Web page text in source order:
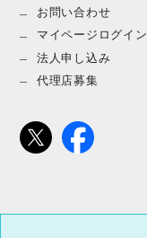
お問い合わせ
マイページログイン
法人申し込み
代理店募集